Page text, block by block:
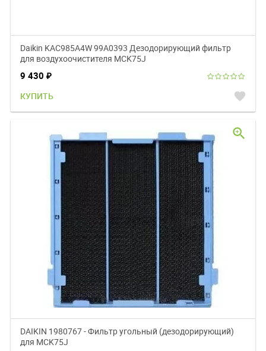
Daikin KAC985A4W 99A0393 Дезодорирующий фильтр
для воздухоочистителя MCK75J
9 430 ₽
КУПИТЬ favorite
DAIKIN 1980767 - Фильтр угольный (дезодорирующий)
для MCK75J
zoom_in